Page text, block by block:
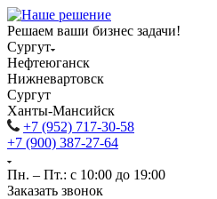
Решаем ваши бизнес задачи!
Сургут
Нефтеюганск
Нижневартовск
Сургут
Ханты-Мансийск
+7 (952) 717-30-58
+7 (900) 387-27-64
Пн. – Пт.: с 10:00 до 19:00
Заказать звонок